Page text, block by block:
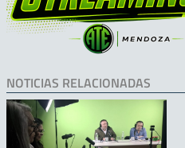
NOTICIAS RELACIONADAS